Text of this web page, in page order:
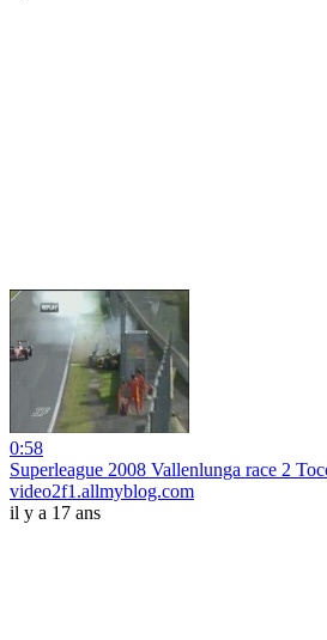
0:58
Superleague 2008 Vallenlunga race 2
video2f1.allmyblog.com
il y a 17 ans